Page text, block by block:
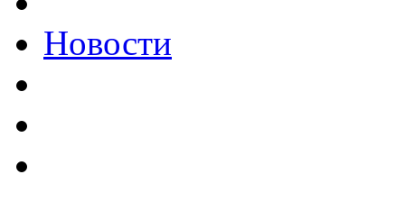
Новости